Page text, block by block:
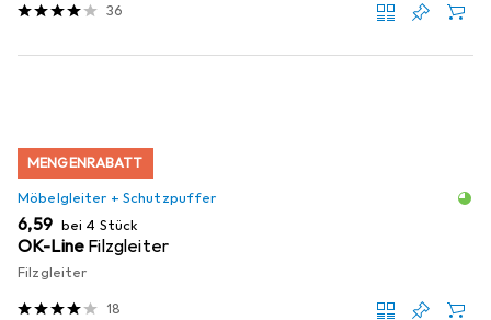
36
MENGENRABATT
Möbelgleiter + Schutzpuffer
EUR
6,59 bei 4 Stück
OK-Line Filzgleiter
Filzgleiter
18